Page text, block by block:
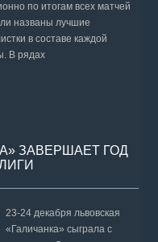
по итогам всех матчей
названы лучшие
в составе каждой
В рядах
ЗАВЕРШАЕТ ГОД
23-24 декабря львовская
«Галичанка» сыграла с